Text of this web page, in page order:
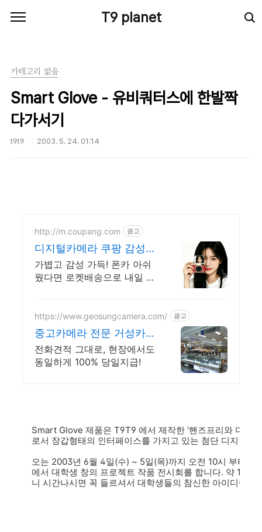
T9 planet
카테고리 없음
Smart Glove - 유비쿼터스에 한발짝
다가서기
t9t9 2003. 5. 24. 01:14
http://m.coupang.com 광고
디지털카메라 쿠팡 감성
디카 무료배송
가볍고 감성 가득! 폰카 아쉬
웠다면 로켓배송으로 내일 바
연인과 낭만적인 순간을 기록
하세요.
https://www.geosungcamera.com/ 광고
중고카메라 전문 거성카메
라 투명거래 최고가 매입
보장!
전화견적 그대로, 현장에서도
동일하게 100% 당일지급!
Smart Glove 제품은 T9T9 에서 제작한 '핸즈프리와 디지
로서 장갑형태의 인터페이스를 가지고 있는 첨단 디지털 장
오는 2003년 6월 4일(수) ~ 5일(목)까지 오전 10시 부터 오
에서 대학생 창의 프로젝트 작품 전시회를 합니다. 약 100
니 시간나시면 꼭 들르셔서 대학생들의 참신한 아이디어들